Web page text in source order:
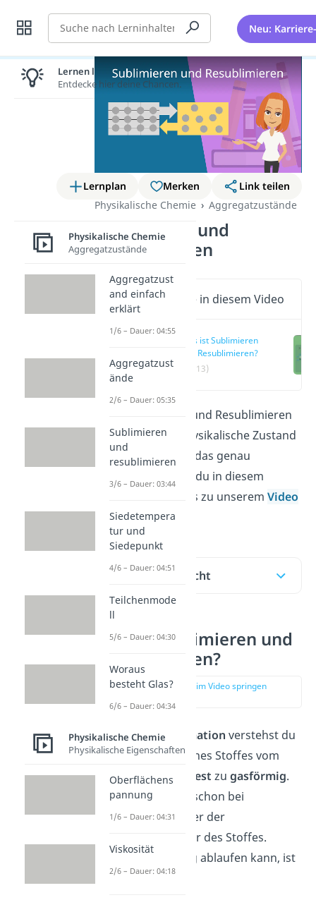
Suche Neu:
Lernplan Merken
Link teilen
Physikalische Chemie
Aggregatzustände
Sublimieren und
Resublimieren
Wichtige Inhalte in diesem Video
Was ist Sublimieren
und Resublimieren?
(00:13)
Beim Sublimieren und Resublimieren
ändert sich der physikalische Zustand
eines Stoffes. Was das genau
bedeutet, erfährst du in diesem
Beitrag. Hier geht’s zu unseremVideo
Inhaltsübersicht
Was ist Sublimieren und
Resublimieren?
zur Stelle im Video springen
Unter einerSublimation verstehst du
einen Übergang eines Stoffes vom
Aggregatzustand
festzugasförmig.
Das passiert auch schon bei
Temperaturen unter der
Schmelztemperatur des Stoffes.
Damit der Vorgang ablaufen kann, ist
Wärme nötig.
Lernen lohnt sich!
Entdecke hier deine Chancen.
Physikalische Chemie
Aggregatzustände
Aggregatzust
and einfach
erklärt
1/6 – Dauer: 04:55
Aggregatzust
ände
2/6 – Dauer: 05:35
Sublimieren
und
resublimieren
3/6 – Dauer: 03:44
Siedetempera
tur und
Siedepunkt
4/6 – Dauer: 04:51
Teilchenmode
ll
5/6 – Dauer: 04:30
Woraus
besteht Glas?
6/6 – Dauer: 04:34
Physikalische Chemie
Physikalische Eigenschaften
Oberflächens
pannung
1/6 – Dauer: 04:31
Viskosität
2/6 – Dauer: 04:18